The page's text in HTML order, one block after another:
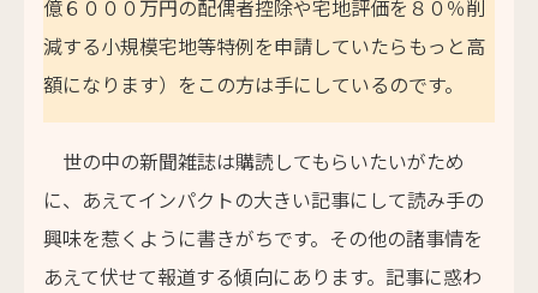
億６０００万円の配偶者控除や宅地評価を８０％削
減する小規模宅地等特例を申請していたらもっと高
額になります）をこの方は手にしているのです。
世の中の新聞雑誌は購読してもらいたいがため
に、あえてインパクトの大きい記事にして読み手の
興味を惹くように書きがちです。その他の諸事情を
あえて伏せて報道する傾向にあります。記事に惑わ